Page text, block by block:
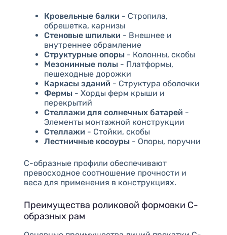
Кровельные балки - Стропила,
обрешетка, карнизы
Стеновые шпильки - Внешнее и
внутреннее обрамление
Структурные опоры- Колонны, скобы
Мезонинные полы- Платформы,
пешеходные дорожки
Каркасы зданий - Структура оболочки
Фермы- Хорды ферм крыши и
перекрытий
Стеллажи для солнечных батарей -
Элементы монтажной конструкции
Стеллажи - Стойки, скобы
Лестничные косоуры- Опоры, поручни
С-образные профили обеспечивают
превосходное соотношение прочности и
веса для применения в конструкциях.
Преимущества роликовой формовки C-
образных рам